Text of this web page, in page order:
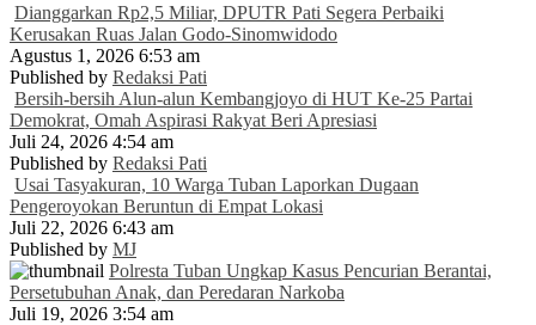
Dianggarkan Rp2,5 Miliar, DPUTR Pati Segera Perbaiki
Kerusakan Ruas Jalan Godo-Sinomwidodo
Agustus 1, 2026 6:53 am
Published by Redaksi Pati
Bersih-bersih Alun-alun Kembangjoyo di HUT Ke-25 Partai
Demokrat, Omah Aspirasi Rakyat Beri Apresiasi
Juli 24, 2026 4:54 am
Published by Redaksi Pati
Usai Tasyakuran, 10 Warga Tuban Laporkan Dugaan
Pengeroyokan Beruntun di Empat Lokasi
Juli 22, 2026 6:43 am
Published by MJ
Polresta Tuban Ungkap Kasus Pencurian Berantai,
Persetubuhan Anak, dan Peredaran Narkoba
Juli 19, 2026 3:54 am